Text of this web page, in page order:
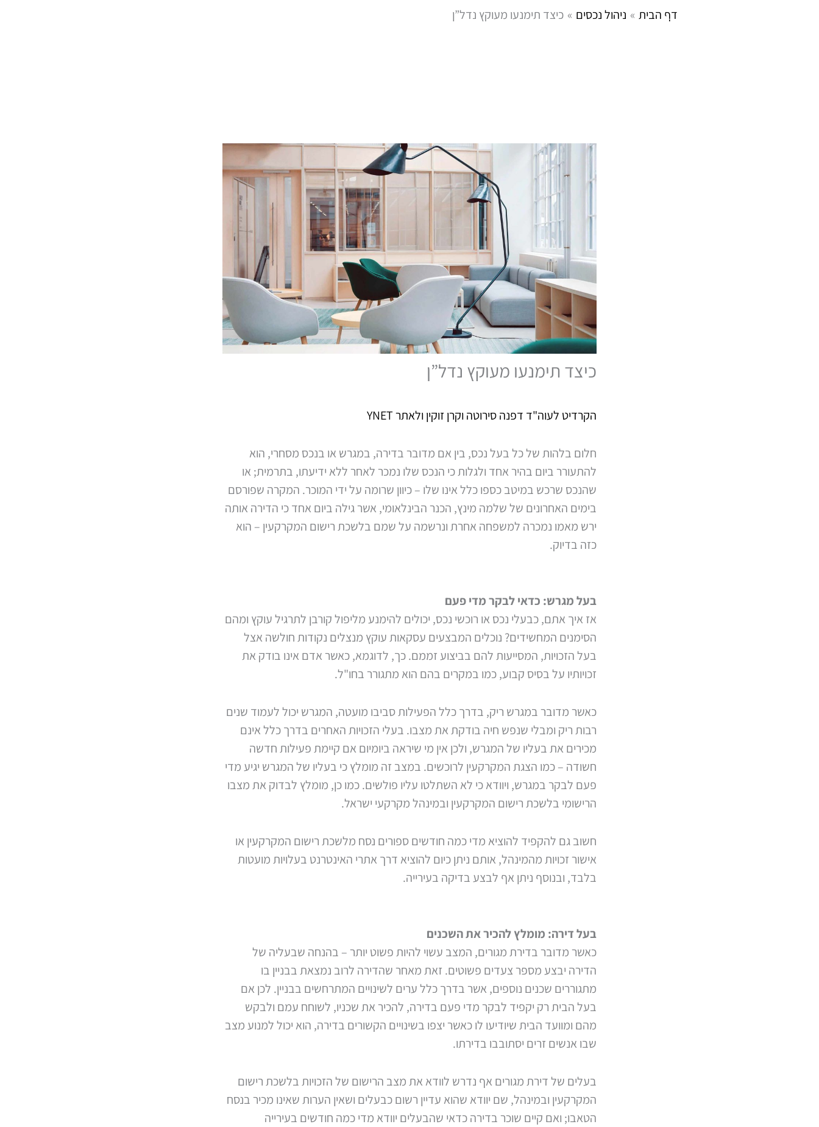
בית אודות אזורי שירות ניהול נכסים דף הבית ניהול נכסים כיצד תימנעו מעוקץ נדל”ן
כיצד תימנעו מעוקץ נדל”ן
הקרדיט לעוה"ד דפנה סירוטה וקרן זוקין ולאתר YNET
חלום בלהות של כל בעל נכס, בין אם מדובר בדירה, במגרש או בנכס מסחרי, הוא
להתעורר ביום בהיר אחד ולגלות כי הנכס שלו נמכר לאחר ללא ידיעתו, בתרמית; או
שהנכס שרכש במיטב כספו כלל אינו שלו – כיוון שרומה על ידי המוכר. המקרה שפורסם
בימים האחרונים של שלמה מינץ, הכנר הבינלאומי, אשר גילה ביום אחד כי הדירה אותה
ירש מאמו נמכרה למשפחה אחרת ונרשמה על שמם בלשכת רישום המקרקעין – הוא
כזה בדיוק.
בעל מגרש: כדאי לבקר מדי פעם
אז איך אתם, כבעלי נכס או רוכשי נכס, יכולים להימנע מליפול קורבן לתרגיל עוקץ ומהם
הסימנים המחשידים? נוכלים המבצעים עסקאות עוקץ מנצלים נקודות חולשה אצל
בעל הזכויות, המסייעות להם בביצוע זממם. כך, לדוגמא, כאשר אדם אינו בודק את
זכויותיו על בסיס קבוע, כמו במקרים בהם הוא מתגורר בחו"ל.
כאשר מדובר במגרש ריק, בדרך כלל הפעילות סביבו מועטה, המגרש יכול לעמוד שנים
רבות ריק ומבלי שנפש חיה בודקת את מצבו. בעלי הזכויות האחרים בדרך כלל אינם
מכירים את בעליו של המגרש, ולכן אין מי שיראה ביומיום אם קיימת פעילות חדשה
חשודה – כמו הצגת המקרקעין לרוכשים. במצב זה מומלץ כי בעליו של המגרש יגיע מדי
פעם לבקר במגרש, ויוודא כי לא השתלטו עליו פולשים. כמו כן, מומלץ לבדוק את מצבו
הרישומי בלשכת רישום המקרקעין ובמינהל מקרקעי ישראל.
חשוב גם להקפיד להוציא מדי כמה חודשים ספורים נסח מלשכת רישום המקרקעין או
אישור זכויות מהמינהל, אותם ניתן כיום להוציא דרך אתרי האינטרנט בעלויות מועטות
בלבד, ובנוסף ניתן אף לבצע בדיקה בעירייה.
בעל דירה: מומלץ להכיר את השכנים
כאשר מדובר בדירת מגורים, המצב עשוי להיות פשוט יותר – בהנחה שבעליה של
הדירה יבצע מספר צעדים פשוטים. זאת מאחר שהדירה לרוב נמצאת בבניין בו
מתגוררים שכנים נוספים, אשר בדרך כלל ערים לשינויים המתרחשים בבניין. לכן אם
בעל הבית רק יקפיד לבקר מדי פעם בדירה, להכיר את שכניו, לשוחח עמם ולבקש
מהם ומוועד הבית שיודיעו לו כאשר יצפו בשינויים הקשורים בדירה, הוא יכול למנוע מצב
שבו אנשים זרים יסתובבו בדירתו.
בעלים של דירת מגורים אף נדרש לוודא את מצב הרישום של הזכויות בלשכת רישום
המקרקעין ובמינהל, שם יוודא שהוא עדיין רשום כבעלים ושאין הערות שאינו מכיר בנסח
הטאבו; ואם קיים שוכר בדירה כדאי שהבעלים יוודא מדי כמה חודשים בעירייה